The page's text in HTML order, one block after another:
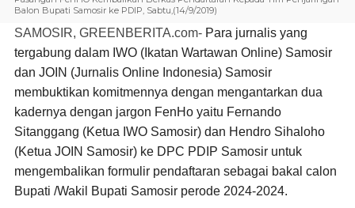
Balon Bupati Samosir ke PDIP, Sabtu,(14/9/2019)
SAMOSIR, GREENBERITA.com- Para jurnalis yang
tergabung dalam IWO (Ikatan Wartawan Online) Samosir
dan JOIN (Jurnalis Online Indonesia) Samosir
membuktikan komitmennya dengan mengantarkan dua
kadernya dengan jargon FenHo yaitu Fernando
Sitanggang (Ketua IWO Samosir) dan Hendro Sihaloho
(Ketua JOIN Samosir) ke DPC PDIP Samosir untuk
mengembalikan formulir pendaftaran sebagai bakal calon
Bupati /Wakil Bupati Samosir perode 2024-2024.